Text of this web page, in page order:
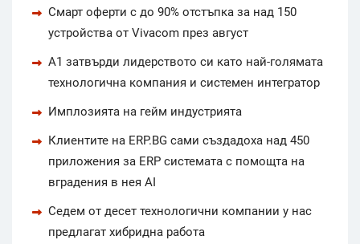
Смарт оферти с до 90% отстъпка за над 150
устройства от Vivacom през август
А1 затвърди лидерството си като най-голямата
технологична компания и системен интегратор
Имплозията на гейм индустрията
Клиентите на ERP.BG сами създадоха над 450
приложения за ERP системата с помощта на
вградения в нея AI
Седем от десет технологични компании у нас
предлагат хибридна работа